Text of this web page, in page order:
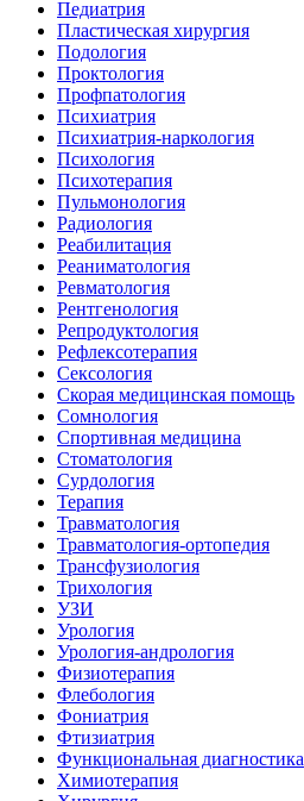
Педиатрия
Пластическая хирургия
Подология
Проктология
Профпатология
Психиатрия
Психиатрия-наркология
Психология
Психотерапия
Пульмонология
Радиология
Реабилитация
Реаниматология
Ревматология
Рентгенология
Репродуктология
Рефлексотерапия
Сексология
Скорая медицинская помощь
Сомнология
Спортивная медицина
Стоматология
Сурдология
Терапия
Травматология
Травматология-ортопедия
Трансфузиология
Трихология
УЗИ
Урология
Урология-андрология
Физиотерапия
Флебология
Фониатрия
Фтизиатрия
Функциональная диагностика
Химиотерапия